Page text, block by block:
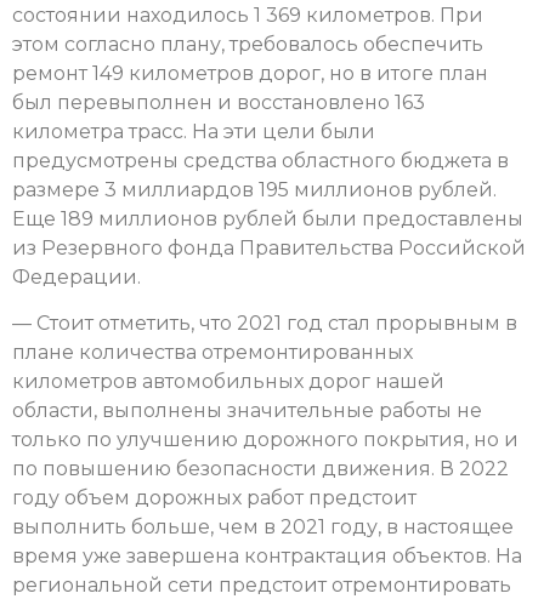
состоянии находилось 1 369 километров. При
этом согласно плану, требовалось обеспечить
ремонт 149 километров дорог, но в итоге план
был перевыполнен и восстановлено 163
километра трасс. На эти цели были
предусмотрены средства областного бюджета в
размере 3 миллиардов 195 миллионов рублей.
Еще 189 миллионов рублей были предоставлены
из Резервного фонда Правительства Российской
Федерации.
— Стоит отметить, что 2021 год стал прорывным в
плане количества отремонтированных
километров автомобильных дорог нашей
области, выполнены значительные работы не
только по улучшению дорожного покрытия, но и
по повышению безопасности движения. В 2022
году объем дорожных работ предстоит
выполнить больше, чем в 2021 году, в настоящее
время уже завершена контрактация объектов. На
региональной сети предстоит отремонтировать